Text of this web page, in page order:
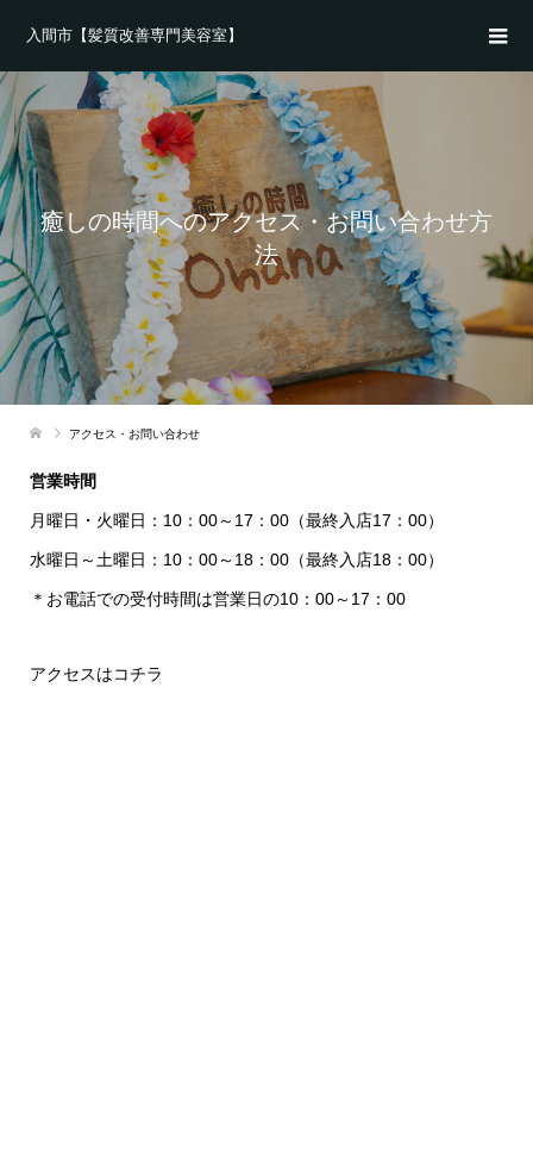
入間市【髪質改善専門美容室】
癒しの時間へのアクセス・お問い合わせ方
法
アクセス・お問い合わせ
営業時間
月曜日・火曜日：10：00～17：00（最終入店17：00）
水曜日～土曜日：10：00～18：00（最終入店18：00）
＊お電話での受付時間は営業日の10：00～17：00
アクセスはコチラ